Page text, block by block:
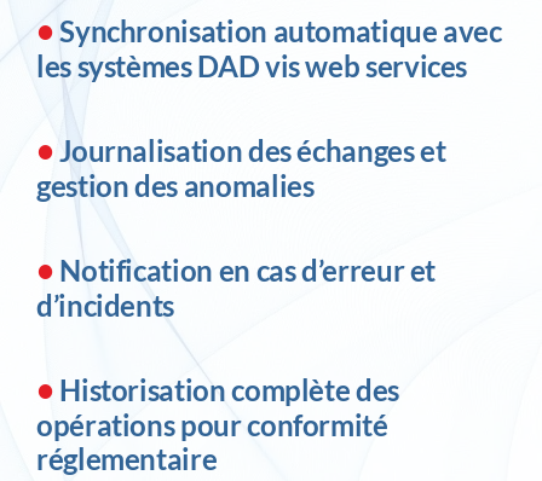
•Synchronisation automatique avec
les systèmes DAD vis web services
•Journalisation des échanges et
gestion des anomalies
• Notification en cas d’erreur et
d’incidents
• Historisation complète des
opérations pour conformité
réglementaire